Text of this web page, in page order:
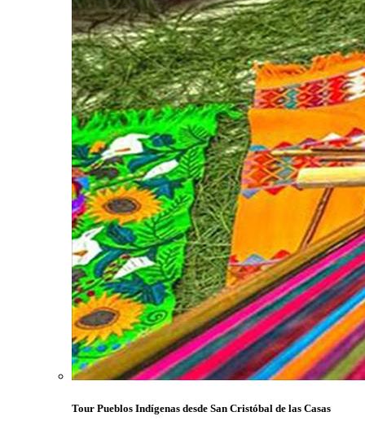
Tour Pueblos Indígenas desde San Cristóbal de las Casas